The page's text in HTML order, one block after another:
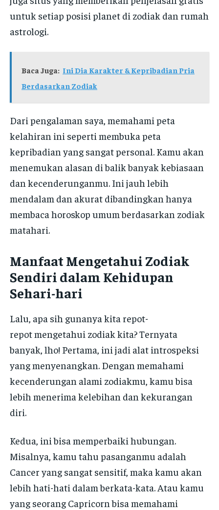
untuk setiap posisi planet di zodiak dan rumah
astrologi.
Baca Juga: Ini Dia Karakter & Kepribadian Pria
Berdasarkan Zodiak
Dari pengalaman saya, memahami peta
kelahiran ini seperti membuka peta
kepribadian yang sangat personal. Kamu akan
menemukan alasan di balik banyak kebiasaan
dan kecenderunganmu. Ini jauh lebih
mendalam dan akurat dibandingkan hanya
membaca horoskop umum berdasarkan zodiak
matahari.
Manfaat Mengetahui Zodiak
Sendiri dalam Kehidupan
Sehari-hari
Lalu, apa sih gunanya kita repot-
repot mengetahui zodiak kita? Ternyata
banyak, lho! Pertama, ini jadi alat introspeksi
yang menyenangkan. Dengan memahami
kecenderungan alami zodiakmu, kamu bisa
lebih menerima kelebihan dan kekurangan
diri.
Kedua, ini bisa memperbaiki hubungan.
Misalnya, kamu tahu pasanganmu adalah
Cancer yang sangat sensitif, maka kamu akan
lebih hati-hati dalam berkata-kata. Atau kamu
yang seorang Capricorn bisa memahami